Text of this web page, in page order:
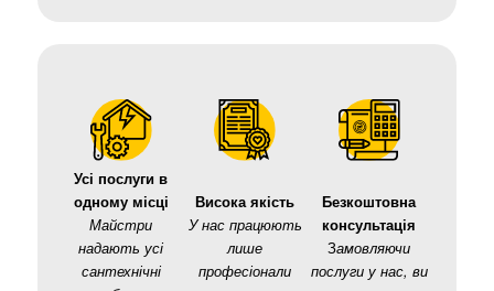
Усі послуги в
одному місці
Майстри
надають усі
сантехнічні
Висока якість
У нас працюють
лише
професіонали
Безкоштовна
консультація
Замовляючи
послуги у нас, ви